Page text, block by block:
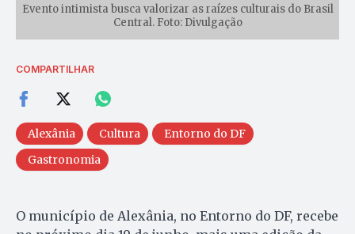
Evento intimista busca valorizar as raízes culturais do Brasil
Central. Foto: Divulgação
COMPARTILHAR
Alexânia Cultura
Entorno do DF
Gastronomia
O município de Alexânia, no Entorno do DF, recebe